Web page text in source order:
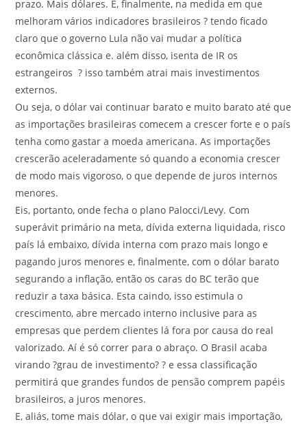
prazo. Mais dólares. E, finalmente, na medida em que
melhoram vários indicadores brasileiros ? tendo ficado
claro que o governo Lula não vai mudar a política
econômica clássica e. além disso, isenta de IR os
estrangeiros ? isso também atrai mais investimentos
externos.
Ou seja, o dólar vai continuar barato e muito barato até que
as importações brasileiras comecem a crescer forte e o país
tenha como gastar a moeda americana. As importações
crescerão aceleradamente só quando a economia crescer
de modo mais vigoroso, o que depende de juros internos
menores.
Eis, portanto, onde fecha o plano Palocci/Levy. Com
superávit primário na meta, dívida externa liquidada, risco
país lá embaixo, dívida interna com prazo mais longo e
pagando juros menores e, finalmente, com o dólar barato
segurando a inflação, então os caras do BC terão que
reduzir a taxa básica. Esta caindo, isso estimula o
crescimento, abre mercado interno inclusive para as
empresas que perdem clientes lá fora por causa do real
valorizado. Aí é só correr para o abraço. O Brasil acaba
virando ?grau de investimento? ? e essa classificação
permitirá que grandes fundos de pensão comprem papéis
brasileiros, a juros menores.
E, aliás, tome mais dólar, o que vai exigir mais importação,